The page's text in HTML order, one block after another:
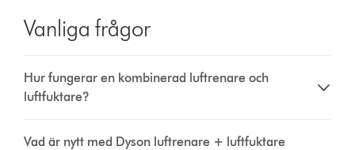
Vanliga frågor
Hur fungerar en kombinerad luftrenare och
luftfuktare?
Vad är nytt med Dyson luftrenare + luftfuktare